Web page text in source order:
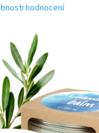
hodnocení